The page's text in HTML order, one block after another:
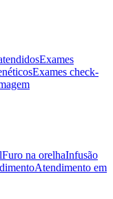
Exames
Exames check-
Furo na orelhaInfusão
Atendimento em